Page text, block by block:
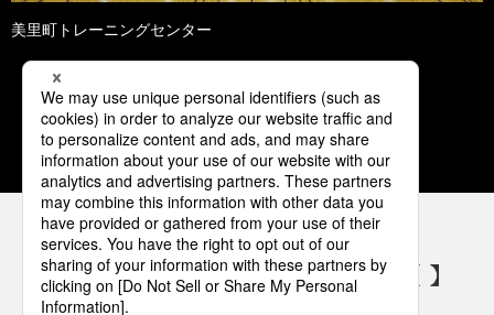
美里町トレーニングセンター
1 2 3 4 5
パナソニックの電気設備 SNSアカウント